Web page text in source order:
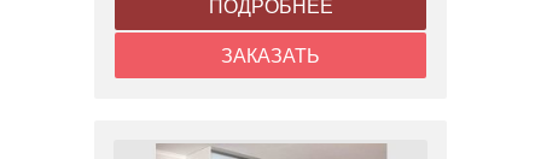
ПОДРОБНЕЕ
ЗАКАЗАТЬ